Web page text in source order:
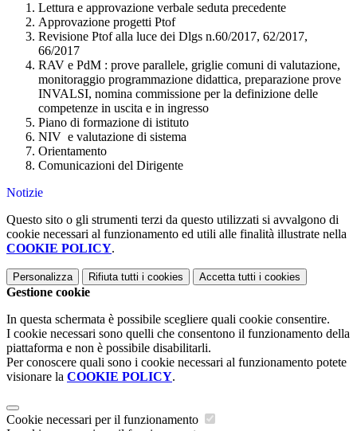
Lettura e approvazione verbale seduta precedente
Approvazione progetti Ptof
Revisione Ptof alla luce dei Dlgs n.60/2017, 62/2017,
66/2017
RAV e PdM : prove parallele, griglie comuni di valutazione,
monitoraggio programmazione didattica, preparazione prove
INVALSI, nomina commissione per la definizione delle
competenze in uscita e in ingresso
Piano di formazione di istituto
NIV e valutazione di sistema
Orientamento
Comunicazioni del Dirigente
Notizie
Questo sito o gli strumenti terzi da questo utilizzati si avvalgono di
cookie necessari al funzionamento ed utili alle finalità illustrate nella
COOKIE POLICY.
Personalizza Rifiuta tutti i cookies Accetta tutti i cookies
Gestione cookie
In questa schermata è possibile scegliere quali cookie consentire.
I cookie necessari sono quelli che consentono il funzionamento della
piattaforma e non è possibile disabilitarli.
Per conoscere quali sono i cookie necessari al funzionamento potete
visionare la COOKIE POLICY.
Cookie necessari per il funzionamento